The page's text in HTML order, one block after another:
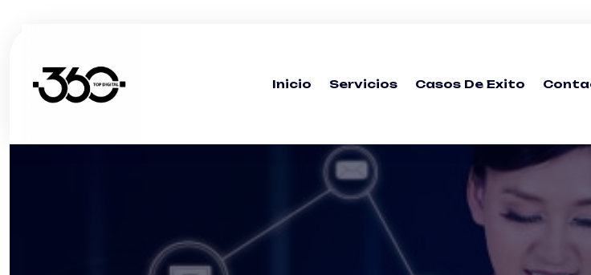
Inicio Servicios Casos De Exito